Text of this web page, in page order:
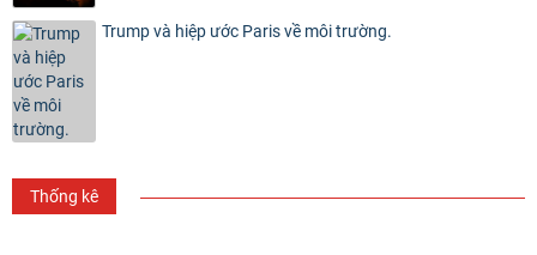
Trump và hiệp ước Paris về môi trường.
Thống kê